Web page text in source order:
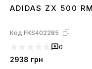
36
ADIDAS ZX 500
Код:FKS402285
0
2938 грн